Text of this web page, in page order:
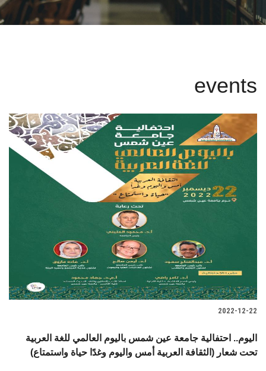
البحث العلمي
الأنظمة الذكية
الإعلام
هيئة التدريس
الدراسات العليا
الموظفون
events
2022-12-22
اليوم.. احتفالية جامعة عين شمس باليوم العالمي للغة العربية
تحت شعار (الثقافة العربية أمس واليوم وغدًا حياة واستمتاع)